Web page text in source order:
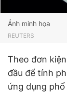
Đọc Thanh
Theo dõi báo trên
Ảnh minh họa
REUTERS
Theo đơn
đầu để tính
ứng dụng